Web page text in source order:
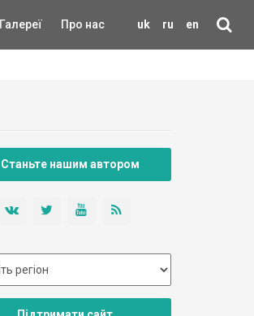
uk ru en
Галереї Про нас
Станьте нашим автором